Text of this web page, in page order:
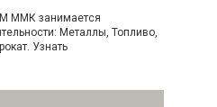
ММК занимается
Металлы, Топливо,
Узнать